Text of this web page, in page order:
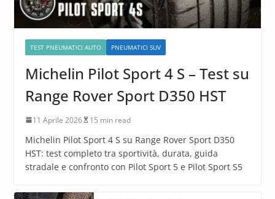
TEST PNEUMATICI AUTO PNEUMATICI SUV
Michelin Pilot Sport 4 S – Test su
Range Rover Sport D350 HST
11 Aprile 2026 15 min read
Michelin Pilot Sport 4 S su Range Rover Sport D350
HST: test completo tra sportività, durata, guida
stradale e confronto con Pilot Sport 5 e Pilot Sport S5